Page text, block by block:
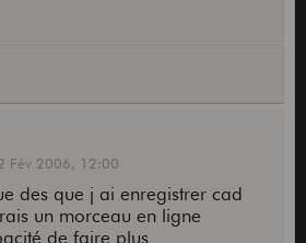
Fév 2006, 12:00
des que j ai enregistrer cad
un morceau en ligne
de faire plus